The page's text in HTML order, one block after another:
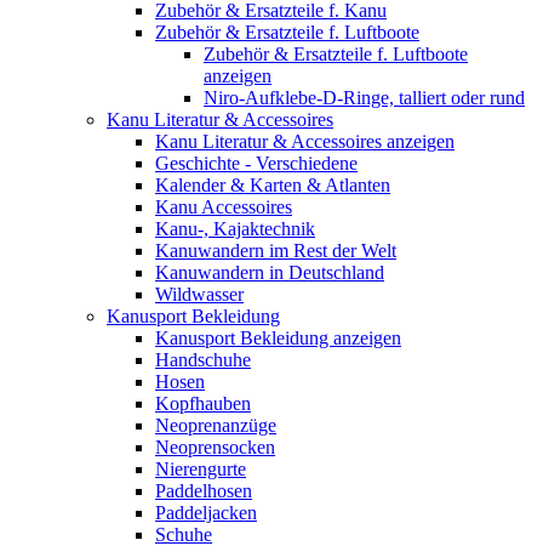
Zubehör & Ersatzteile f. Kanu
Zubehör & Ersatzteile f. Luftboote
Zubehör & Ersatzteile f. Luftboote
anzeigen
Niro-Aufklebe-D-Ringe, talliert oder rund
Kanu Literatur & Accessoires
Kanu Literatur & Accessoires anzeigen
Geschichte - Verschiedene
Kalender & Karten & Atlanten
Kanu Accessoires
Kanu-, Kajaktechnik
Kanuwandern im Rest der Welt
Kanuwandern in Deutschland
Wildwasser
Kanusport Bekleidung
Kanusport Bekleidung anzeigen
Handschuhe
Hosen
Kopfhauben
Neoprenanzüge
Neoprensocken
Nierengurte
Paddelhosen
Paddeljacken
Schuhe